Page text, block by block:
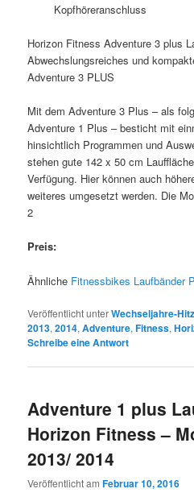
Kopfhöreranschluss
Horizon Fitness Adventure 3 plus
Abwechslungsreiches und
Adventure 3 PLUS
Mit dem Adventure 3 Plus – als
Adventure 1 Plus – besticht mit
hinsichtlich Programmen und
stehen gute 142 x 50 cm
Verfügung. Hier können auch
weiteres umgesetzt werden. Die
2
Preis:
Ähnliche Fitnessbikes Laufbänder
Veröffentlicht unterWechseljahre-
2013,2014,Adventure,Fitness,
Schreibe eine Antwort
Adventure 1 plus
Horizon Fitness –
2013/ 2014
Veröffentlicht amFebruar 10, 2016